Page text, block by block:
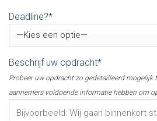
Deadline?*
Beschrijf uw opdracht*
Probeer uw opdracht zo gedetailleerd mogelijk
aannemers voldoende informatie hebben om